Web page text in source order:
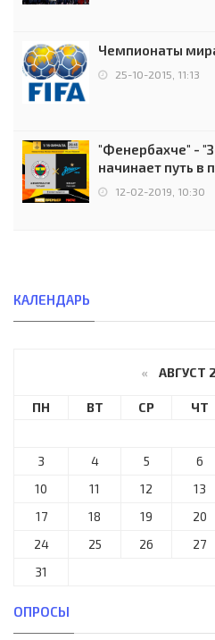
Чемпионаты
25-10-2015, 11:13
"Фенербахче" -
начинает путь в
12-02-2019, 10:30
КАЛЕНДАРЬ
« АВГУСТ
ПН ВТ СР ЧТ
3
4 5 6
10
11 12 13
17
18 19 20
24
25 26 27
31
ОПРОСЫ